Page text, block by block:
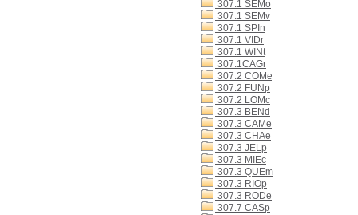
307.1 SEMo
307.1 SEMv
307.1 SPIn
307.1 VIDr
307.1 WINt
307.1CAGr
307.2 COMe
307.2 FUNp
307.2 LOMc
307.3 BENd
307.3 CAMe
307.3 CHAe
307.3 JELp
307.3 MIEc
307.3 QUEm
307.3 RIOp
307.3 RODe
307.7 CASp